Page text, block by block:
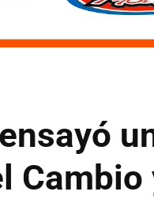
Cambio